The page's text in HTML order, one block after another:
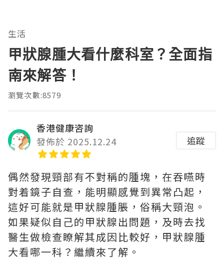
生活
甲狀腺腫大看什麼科室？全面指
南來解答！
瀏覽次數:8579
香港健康咨詢
發佈於 2025.12.24
追蹤
偶然發現頸部有不對稱的腫塊，在吞嚥時
對着鏡子自查，能明顯感覺到異常凸起，
這好可能就是甲狀腺腫脹，俗稱大頸泡。
如果疑似自己的甲狀腺出問題，及時去找
醫生做檢查瞭解其成因比較好，甲狀腺腫
大看哪一科？繼續來了解。